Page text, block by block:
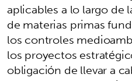
aplicables a lo largo de
de materias primas
los controles
los proyectos
obligación de llevar a